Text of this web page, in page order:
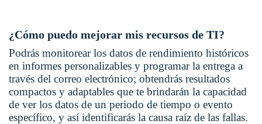
¿Cómo puedo mejorar mis recursos de TI?
Podrás monitorear los datos de rendimiento históricos
en informes personalizables y programar la entrega a
través del correo electrónico; obtendrás resultados
compactos y adaptables que te brindarán la capacidad
de ver los datos de un periodo de tiempo o evento
específico, y así identificarás la causa raíz de las fallas.